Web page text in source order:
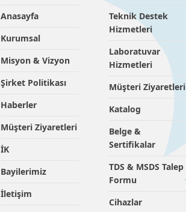
Anasayfa
Kurumsal
Misyon & Vizyon
Şirket Politikası
Haberler
Müşteri Ziyaretleri
İK
Bayilerimiz
İletişim
Teknik Destek
Hizmetleri
Laboratuvar
Hizmetleri
Müşteri Ziyaretleri
Katalog
Belge &
Sertifikalar
TDS & MSDS Talep
Formu
Cihazlar